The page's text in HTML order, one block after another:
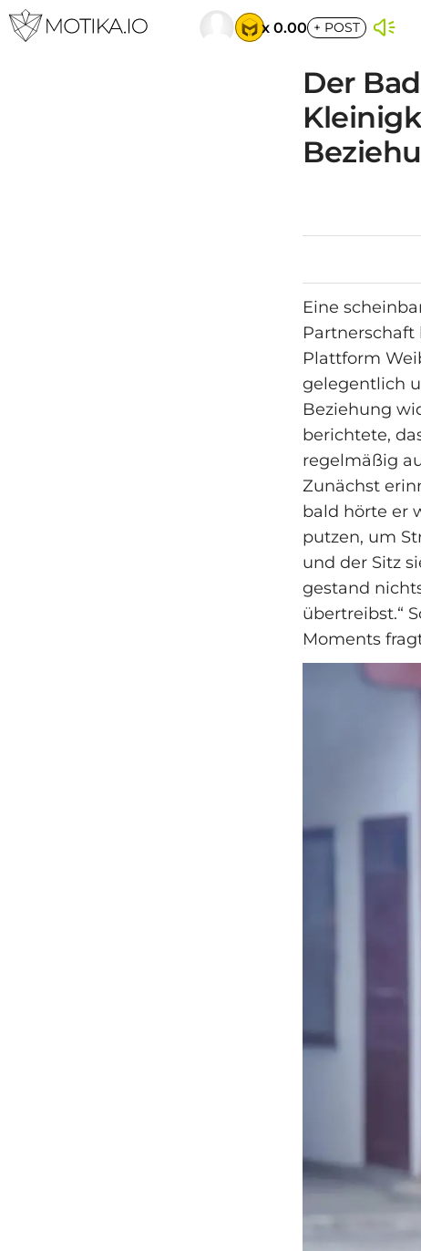
x 0.00 + POST
Der
Eine
Partnerschaft
Plattform
gelegentlich
Beziehung
berichtete,
regelmäßig
Zunächst
bald hörte er
putzen, um
und der Sitz
gestand
übertreibst.“
Moments